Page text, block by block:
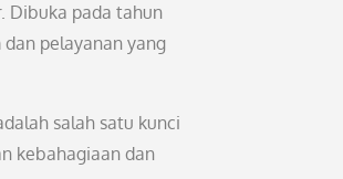
Dibuka pada tahun
pelayanan yang
salah satu kunci
kebahagiaan dan